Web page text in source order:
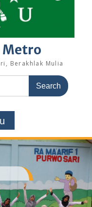
Metro
Berakhlak Mulia